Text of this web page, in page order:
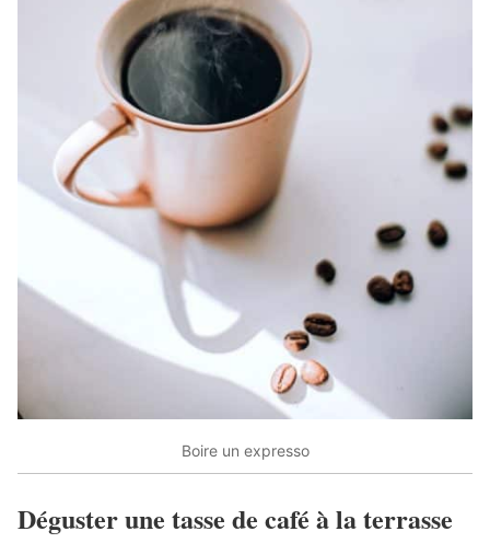
Boire un expresso
Déguster une tasse de café à la terrasse